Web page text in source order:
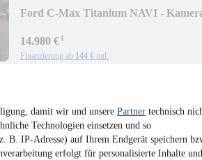
damit wir und unsere Partner technisch
Technologien einsetzen und so
B. IP-Adresse) auf Ihrem Endgerät speichern
erfolgt für personalisierte Inhalte und
Ford C-Max Titanium NAVI -
14.980 €¹
Finanzierung ab 144 € mtl.
Kontakt